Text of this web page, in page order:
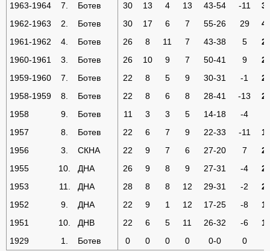
1963-1964
7. Ботев 30 13 4 13 43-54 -11
1962-1963
2. Ботев 30 17 6 7 55-26 29
1961-1962
4. Ботев 26 8 11 7 43-38 5
1960-1961
3. Ботев 26 10 9 7 50-41 9
1959-1960
7. Ботев 22 8 5 9 30-31 -1
1958-1959
8. Ботев 22 8 6 8 28-41 -13
1958
9. Ботев 11 3 3 5 14-18 -4
1957
8. Ботев 22 6 7 9 22-33 -11
1956
3. СКНА 22 9 7 6 27-20 7
1955
10. ДНА 26 9 8 9 27-31 -4
1953
11. ДНА 28 8 8 12 29-31 -2
1952
9. ДНА 22 9 1 12 17-25 -8
1951
10. ДНВ 22 6 5 11 26-32 -6
1929
1. Ботев 0 0 0 0 0-0 0